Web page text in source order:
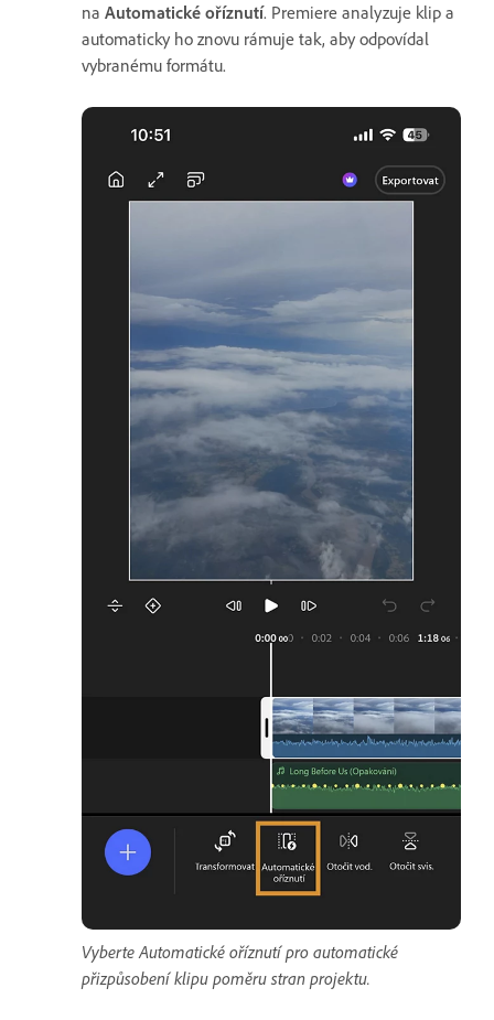
na Automatické oříznutí. Premiere analyzuje klip a
automaticky ho znovu rámuje tak, aby odpovídal
vybranému formátu.
Vyberte Automatické oříznutí pro automatické
přizpůsobení klipu poměru stran projektu.